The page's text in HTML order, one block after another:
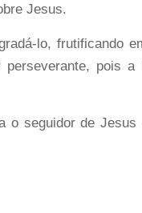
Jesus.
lo, frutificando
pois
seguidor de